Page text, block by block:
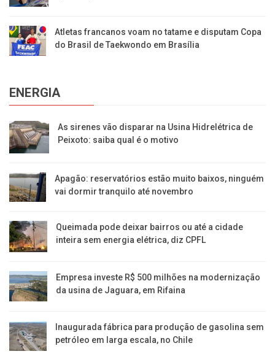
Atletas francanos voam no tatame e disputam Copa
do Brasil de Taekwondo em Brasília
ENERGIA
As sirenes vão disparar na Usina Hidrelétrica de
Peixoto: saiba qual é o motivo
Apagão: reservatórios estão muito baixos, ninguém
vai dormir tranquilo até novembro
Queimada pode deixar bairros ou até a cidade
inteira sem energia elétrica, diz CPFL
Empresa investe R$ 500 milhões na modernização
da usina de Jaguara, em Rifaina
Inaugurada fábrica para produção de gasolina sem
petróleo em larga escala, no Chile